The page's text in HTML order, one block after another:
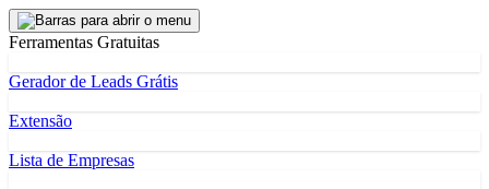
Ferramentas Gratuitas
Gerador de Leads Grátis
Extensão
Lista de Empresas